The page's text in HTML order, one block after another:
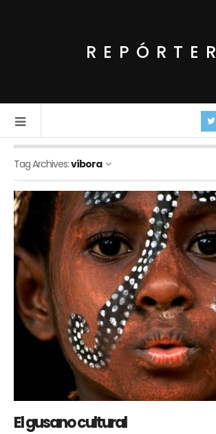
REPÓRTER
Tag Archives:víbora
El gusano cultural